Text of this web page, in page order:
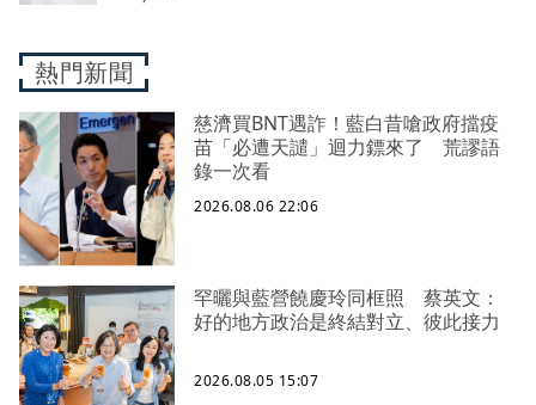
熱門新聞
慈濟買BNT遇詐！藍白昔嗆政府擋疫
苗「必遭天譴」迴力鏢來了 荒謬語
錄一次看
2026.08.06 22:06
罕曬與藍營饒慶玲同框照 蔡英文：
好的地方政治是終結對立、彼此接力
2026.08.05 15:07